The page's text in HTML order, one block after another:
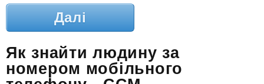
Далі
Як знайти людину за
номером мобільного